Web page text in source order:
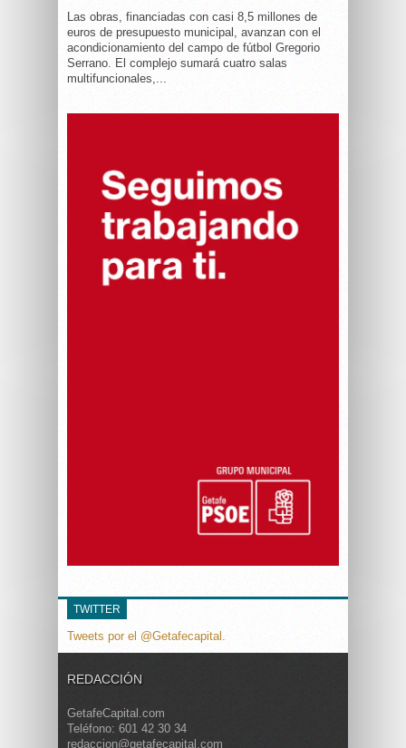
Las obras, financiadas con casi 8,5 millones de
euros de presupuesto municipal, avanzan con el
acondicionamiento del campo de fútbol Gregorio
Serrano. El complejo sumará cuatro salas
multifuncionales,...
TWITTER
Tweets por el @Getafecapital.
REDACCIÓN
GetafeCapital.com
Teléfono: 601 42 30 34
redaccion@getafecapital.com